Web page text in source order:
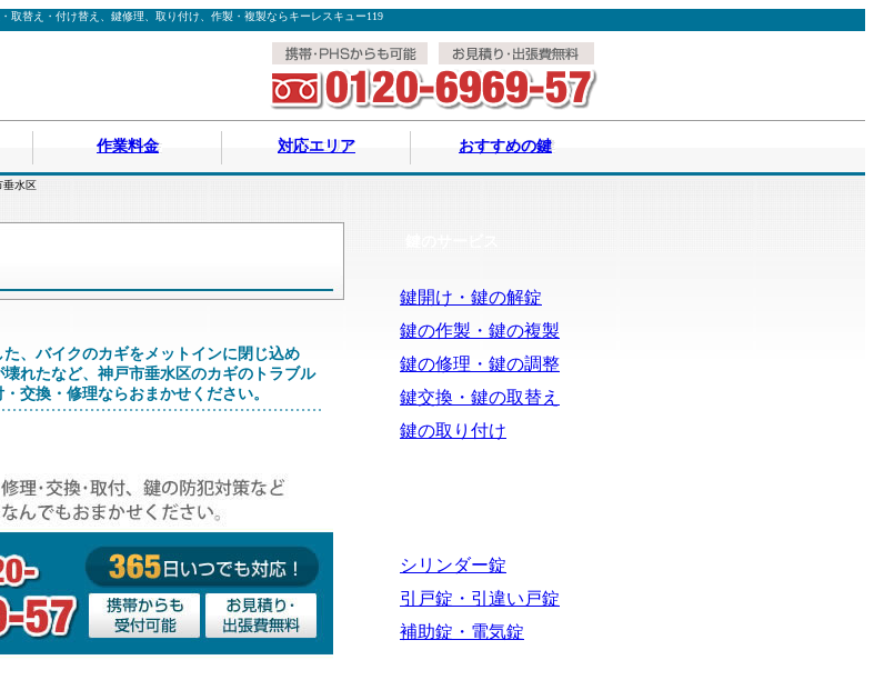
取替え・付け替え、鍵修理、取り付け、作製・複製ならキーレスキュー119
作業料金 対応エリア おすすめの鍵
水区
、バイクのカギをメットインに閉じ込め
れたなど、神戸市垂水区のカギのトラブル
交換・修理ならおまかせください。
鍵開け・鍵の解錠
鍵の作製・鍵の複製
鍵の修理・鍵の調整
鍵交換・鍵の取替え
鍵の取り付け
シリンダー錠
引戸錠・引違い戸錠
補助錠・電気錠